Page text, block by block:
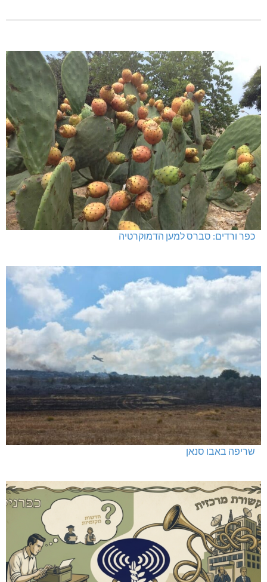
כפר ורדים: סברס למען הדמוקרטיה
שריפה באבו סנאן